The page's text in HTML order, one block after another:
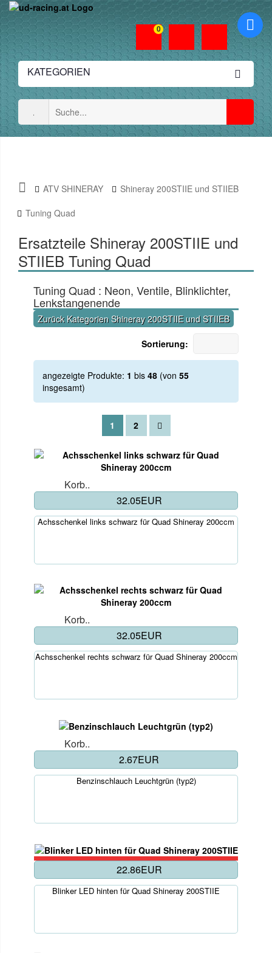
KATEGORIEN
0
ATV SHINERAY
Shineray 200STIIE und STIIEB
Tuning Quad
Ersatzteile Shineray 200STIIE und
STIIEB Tuning Quad
Tuning Quad : Neon, Ventile, Blinklichter,
Lenkstangenende
Zurück Kategorien Shineray 200STIIE und STIIEB
Sortierung:
angezeigte Produkte: 1 bis 48 (von 55
insgesamt)
1 2
Korb..
32.05EUR
Achsschenkel links schwarz für Quad Shineray 200ccm
Korb..
32.05EUR
Achsschenkel rechts schwarz für Quad Shineray 200ccm
Korb..
2.67EUR
Benzinschlauch Leuchtgrün (typ2)
22.86EUR
Blinker LED hinten für Quad Shineray 200STIIE